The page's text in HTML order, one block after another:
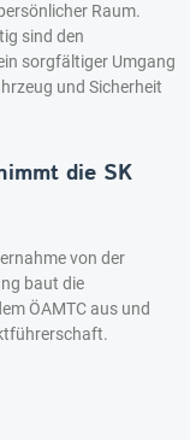
Raum.
sind den
sorgfältiger Umgang
und Sicherheit
die SK
von der
baut die
ÖAMTC aus und